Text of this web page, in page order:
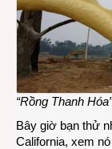
“Rồng Thanh
Bây giờ bạn thử
California, xem